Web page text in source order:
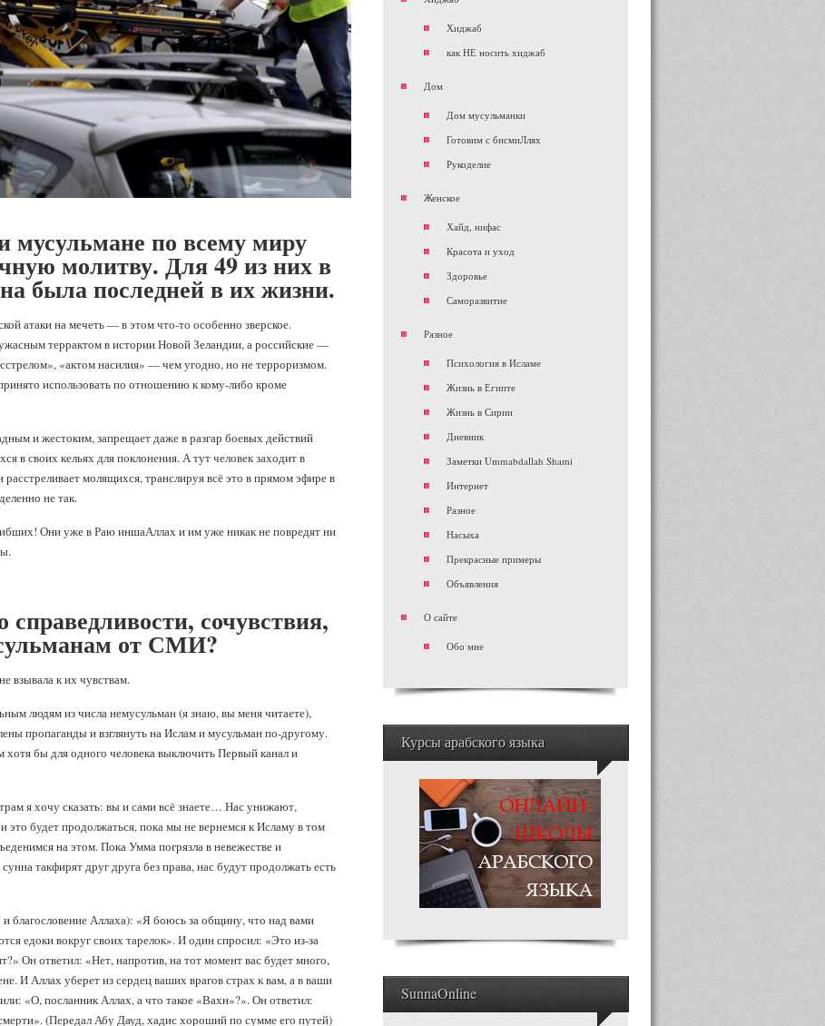
мусульмане по всему миру
молитву. Для 49 из них в
была последней в их жизни.
атаки на мечеть — в этом что-то особенно зверское.
террактом в истории Новой Зеландии, а российские —
«актом насилия» — чем угодно, но не терроризмом.
использовать по отношению к кому-либо кроме
и жестоким, запрещает даже в разгар боевых действий
в своих кельях для поклонения. А тут человек заходит в
молящихся, транслируя всё это в прямом эфире в
не так.
Они уже в Раю иншаАллах и им уже никак не повредят ни
сочувствия,
от СМИ?
взывала к их чувствам.
людям из числа немусульман (я знаю, вы меня читаете),
пропаганды и взглянуть на Ислам и мусульман по-другому.
хотя бы для одного человека выключить Первый канал и
я хочу сказать: вы и сами всё знаете… Нас унижают,
будет продолжаться, пока мы не вернемся к Исламу в том
на этом. Пока Умма погрязла в невежестве и
такфирят друг друга без права, нас будут продолжать есть
благословение Аллаха): «Я боюсь за общину, что над вами
едоки вокруг своих тарелок». И один спросил: «Это из-за
Он ответил: «Нет, напротив, на тот момент вас будет много,
И Аллах уберет из сердец ваших врагов страх к вам, а в ваши
«О, посланник Аллах, а что такое «Вахн»?». Он ответил:
(Передал Абу Дауд, хадис хороший по сумме его путей)
Хиджаб
как НЕ носить хиджаб
Дом
Дом мусульманки
Готовим с бисмиЛлях
Рукоделие
Женское
Хайд, нифас
Красота и уход
Здоровье
Саморазвитие
Разное
Психология в Исламе
Жизнь в Египте
Жизнь в Сирии
Дневник
Заметки Ummabdallah Shami
Интернет
Разное
Насыха
Прекрасные примеры
Объявления
О сайте
Обо мне
Курсы арабского языка
SunnaOnline